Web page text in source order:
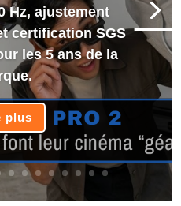
Hz, ajustement
certification SGS
les 5 ans de la
plus